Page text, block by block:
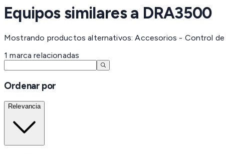
Equipos similares a DRA3500
Mostrando productos alternativos: Accesorios - Control
1 marca relacionadas
Ordenar por
Relevancia